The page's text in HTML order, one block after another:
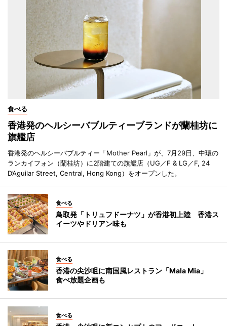
食べる
香港発のヘルシーバブルティーブランドが蘭桂坊に
旗艦店
香港発のヘルシーバブルティー「Mother Pearl」が、7月29日、中環の
ランカイフォン（蘭桂坊）に2階建ての旗艦店（UG／F & LG／F, 24
D’Aguilar Street, Central, Hong Kong）をオープンした。
食べる
鳥取発「トリュフドーナツ」が香港初上陸 香港ス
イーツやドリアン味も
食べる
香港の尖沙咀に南国風レストラン「Mala Mia」
食べ放題企画も
食べる